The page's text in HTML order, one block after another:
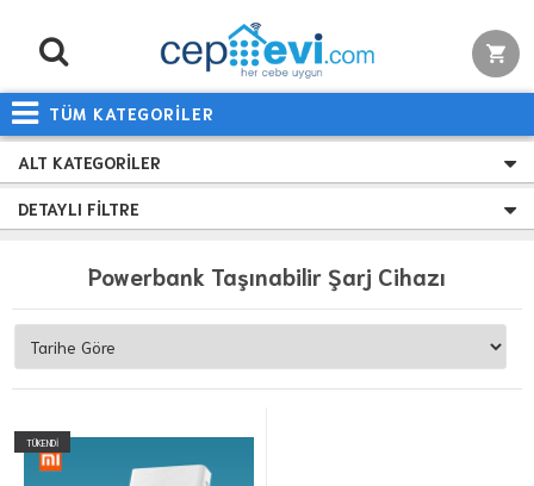
TÜM KATEGORİLER
ALT KATEGORILER
DETAYLI FILTRE
Powerbank Taşınabilir Şarj Cihazı
TÜKENDİ